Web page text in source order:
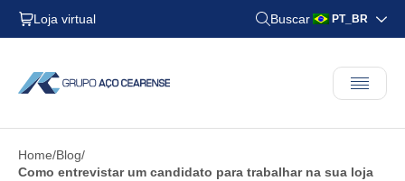
Loja virtual Buscar PT_BR
Home Blog
Como entrevistar um candidato para trabalhar na sua loja